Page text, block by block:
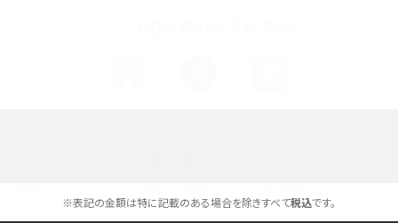
※表記の金額は特に記載のある場合を除きすべて税込です。